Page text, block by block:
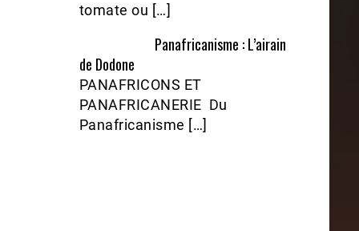
tomate ou […]
Panafricanisme : L’airain
de Dodone
PANAFRICONS ET
PANAFRICANERIE Du
Panafricanisme […]